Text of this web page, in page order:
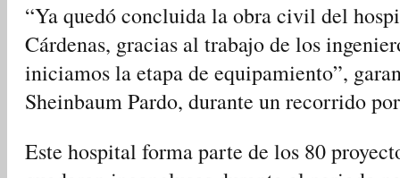
“Ya quedó concluida la obra civil del
Cárdenas, gracias al trabajo de los
iniciamos la etapa de equipamiento”,
Sheinbaum Pardo, durante un recorrido
Este hospital forma parte de los 80